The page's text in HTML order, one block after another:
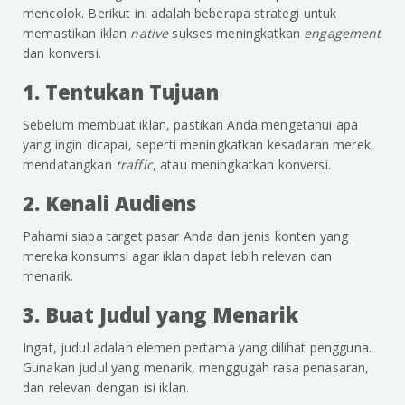
mencolok. Berikut ini adalah beberapa strategi untuk
memastikan iklan native sukses meningkatkan engagement
dan konversi.
1. Tentukan Tujuan
Sebelum membuat iklan, pastikan Anda mengetahui apa
yang ingin dicapai, seperti meningkatkan kesadaran merek,
mendatangkan traffic, atau meningkatkan konversi.
2. Kenali Audiens
Pahami siapa target pasar Anda dan jenis konten yang
mereka konsumsi agar iklan dapat lebih relevan dan
menarik.
3. Buat Judul yang Menarik
Ingat, judul adalah elemen pertama yang dilihat pengguna.
Gunakan judul yang menarik, menggugah rasa penasaran,
dan relevan dengan isi iklan.